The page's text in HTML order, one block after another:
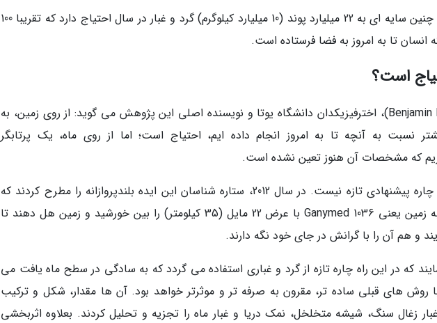
به گفته پژوهشگران، ایجاد چنین سایه ای به 22 میلیارد پوند (10 میلیارد کیلوگرم) گرد و غبار در سال احتیاج دارد که تقریبا 100
انسان تا به امروز به فضا فرستاده است.
است؟
بنجامین بروملی (Benjamin Bromley)، اخترفیزیکدان دانشگاه یوتا و نویسنده اصلی این پژوهش می گوید: از روی زمین، به
بیشتر نسبت به آنچه تا به امروز انجام داده ایم، احتیاج است؛ اما از روی ماه، یک پرتابگر
که مشخصات آن هنوز تعین نشده است.
باید اشاره نمود که این راه چاره پیشنهادی تازه نیست. در سال 2012، ستاره شناسان این ایده بلندپروازانه را مطرح کردند که
بزرگ ترین سیارک نزدیک به زمین یعنی 1036 Ganymed با عرض 22 مایل (35 کیلومتر) را بین خورشید و زمین هل دهند تا
و هم آن را با گرانش در جای خود نگه دارند.
که در این راه چاره تازه از گرد و غباری استفاده می گردد که به سادگی در سطح ماه یافت می
با روش های قبلی ساده تر، مقرون به صرفه تر و موثرتر خواهد بود. آن ها مقدار، شکل و ترکیب
زغال سنگ، شیشه متخلخل، نمک دریا و غبار ماه را تجزیه و تحلیل کردند. بعلاوه اثربخشی